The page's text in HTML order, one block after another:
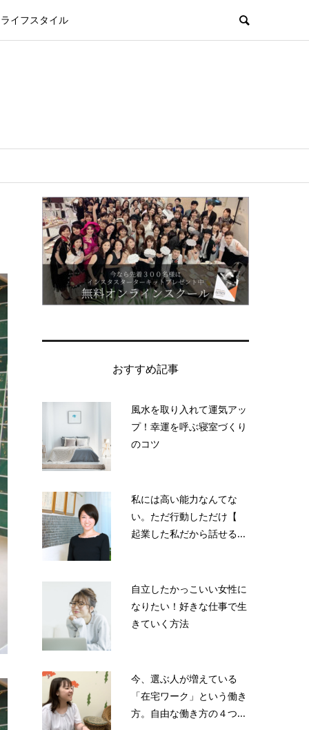
ライフスタイル
おすすめ記事
風水を取り入れて運気アッ
プ！幸運を呼ぶ寝室づくり
のコツ
私には高い能力なんてな
い。ただ行動しただけ【
起業した私だから話せる...
自立したかっこいい女性に
なりたい！好きな仕事で生
きていく方法
今、選ぶ人が増えている
「在宅ワーク」という働き
方。自由な働き方の４つ...